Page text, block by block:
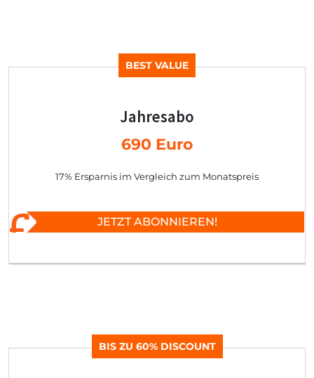
BEST VALUE
Jahresabo
690 Euro
17% Ersparnis im Vergleich zum Monatspreis
JETZT ABONNIEREN!
BIS ZU 60% DISCOUNT